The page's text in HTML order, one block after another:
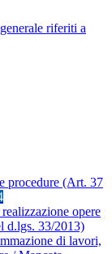
riferiti a
procedure (Art. 37
opere
d.lgs. 33/2013)
di lavori,